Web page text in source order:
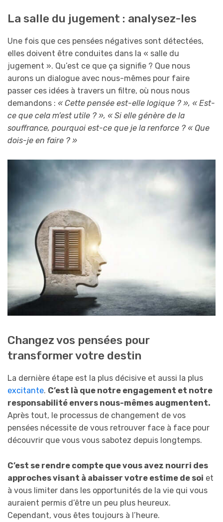
La salle du jugement : analysez-les
Une fois que ces pensées négatives sont détectées,
elles doivent être conduites dans la « salle du
jugement ». Qu’est ce que ça signifie ? Que nous
aurons un dialogue avec nous-mêmes pour faire
passer ces idées à travers un filtre, où nous nous
demandons : « Cette pensée est-elle logique ? », « Est-
ce que cela m’est utile ? », « Si elle génère de la
souffrance, pourquoi est-ce que je la renforce ? « Que
dois-je en faire ? »
Changez vos pensées pour
transformer votre destin
La dernière étape est la plus décisive et aussi la plus
excitante. C’est là que notre engagement et notre
responsabilité envers nous-mêmes augmentent.
Après tout, le processus de changement de vos
pensées nécessite de vous retrouver face à face pour
découvrir que vous vous sabotez depuis longtemps.
C’est se rendre compte que vous avez nourri des
approches visant à abaisser votre estime de soi et
à vous limiter dans les opportunités de la vie qui vous
auraient permis d’être un peu plus heureux.
Cependant, vous êtes toujours à l’heure.